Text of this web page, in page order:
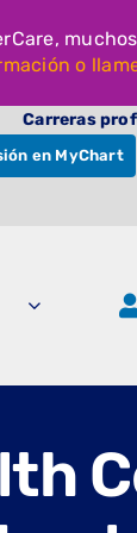
o
Carreras
en MyChart